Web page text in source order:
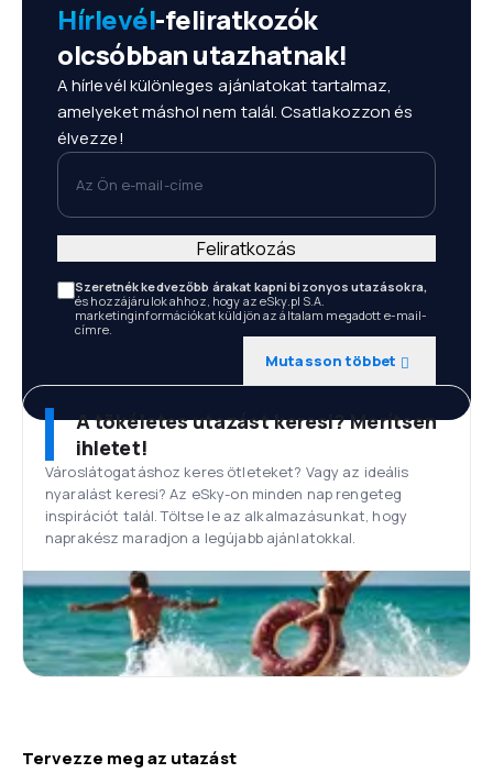
Hírlevél-feliratkozók
olcsóbban utazhatnak!
A hírlevél különleges ajánlatokat tartalmaz,
amelyeket máshol nem talál. Csatlakozzon és
élvezze!
Az Ön e-mail-címe
Szeretnék kedvezőbb árakat kapni bizonyos utazásokra,
és hozzájárulok ahhoz, hogy az eSky.pl S.A.
marketinginformációkat küldjön az általam megadott e-mail-
címre.
Mutasson többet
Feliratkozás
A tökéletes utazást keresi? Merítsen
ihletet!
Városlátogatáshoz keres ötleteket? Vagy az ideális
nyaralást keresi? Az eSky-on minden nap rengeteg
inspirációt talál. Töltse le az alkalmazásunkat, hogy
naprakész maradjon a legújabb ajánlatokkal.
Tervezze meg az utazást